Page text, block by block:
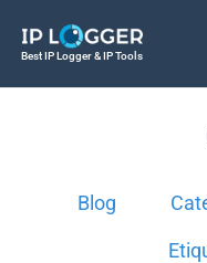
Best IP Logger & IP Tools
Blog